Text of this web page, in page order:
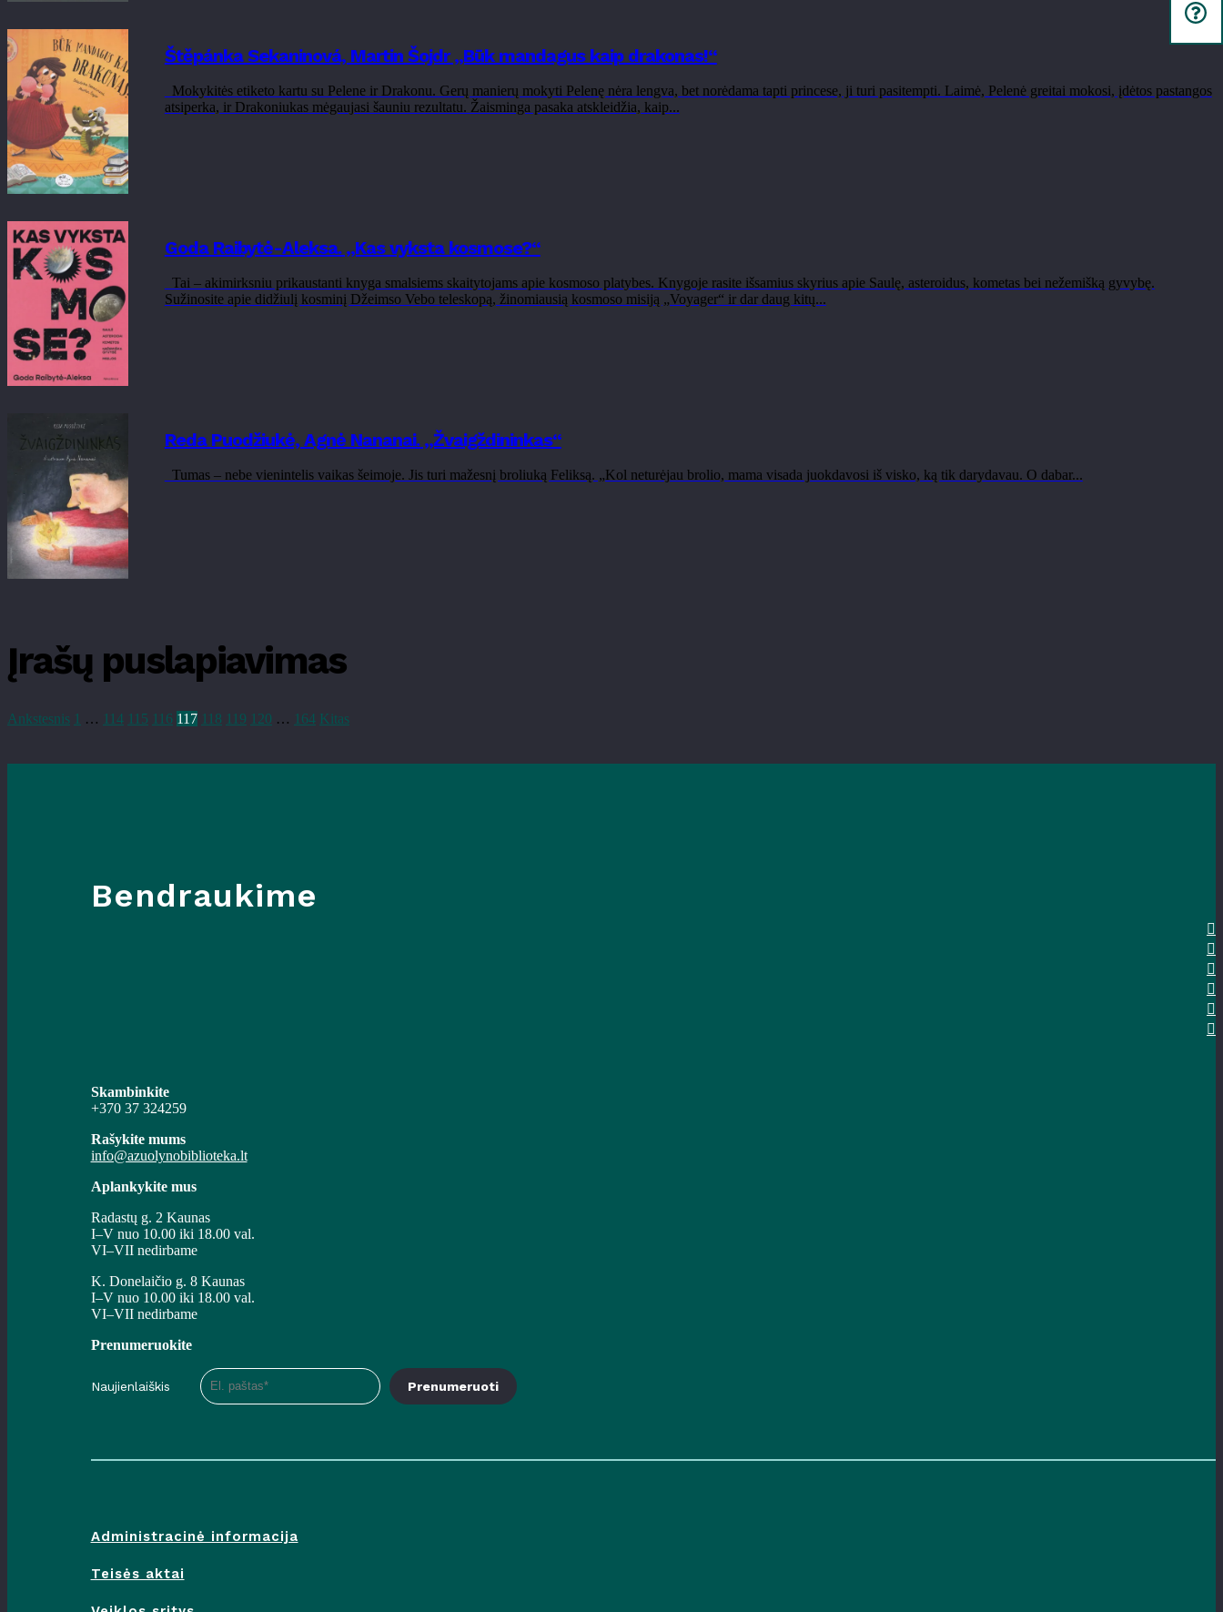
Štěpánka Sekaninová, Martin Šojdr „Būk mandagus kaip drakonas!“
Mokykitės etiketo kartu su Pelene ir Drakonu. Gerų manierų mokyti Pelenę nėra lengva, bet norėdama tapti princese, ji turi pasitempti. Laimė, Pelenė greitai mokosi, įdėtos pastangos
atsiperka, ir Drakoniukas mėgaujasi šauniu rezultatu. Žaisminga pasaka atskleidžia, kaip...
Goda Raibytė-Aleksa. „Kas vyksta kosmose?“
Tai – akimirksniu prikaustanti knyga smalsiems skaitytojams apie kosmoso platybes. Knygoje rasite išsamius skyrius apie Saulę, asteroidus, kometas bei nežemišką gyvybę.
Sužinosite apie didžiulį kosminį Džeimso Vebo teleskopą, žinomiausią kosmoso misiją „Voyager“ ir dar daug kitų...
Reda Puodžiukė, Agnė Nananai. „Žvaigždininkas“
Tumas – nebe vienintelis vaikas šeimoje. Jis turi mažesnį broliuką Feliksą. „Kol neturėjau brolio, mama visada juokdavosi iš visko, ką tik darydavau. O dabar...
Įrašų puslapiavimas
Ankstesnis 1 … 114 115 116 117 118 119 120 … 164 Kitas
Bendraukime
Skambinkite
+370 37 324259
Rašykite mums
info@azuolynobiblioteka.lt
Aplankykite mus
Radastų g. 2 Kaunas
I–V nuo 10.00 iki 18.00 val.
VI–VII nedirbame
K. Donelaičio g. 8 Kaunas
I–V nuo 10.00 iki 18.00 val.
VI–VII nedirbame
Prenumeruokite
Naujienlaiškis Prenumeruoti
Administracinė informacija
Teisės aktai